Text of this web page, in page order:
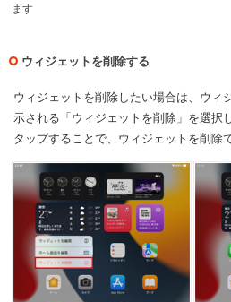
ます
ウィジェットを削除する
ウィジェットを削除したい場合は、ウィ
示される「ウィジェットを削除」を選択
タップすることで、ウィジェットを削除